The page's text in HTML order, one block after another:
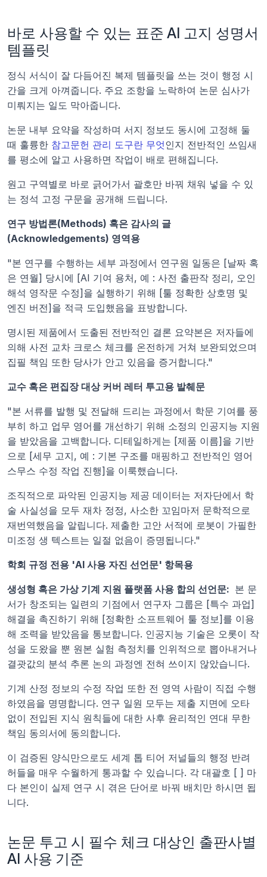
바로 사용할 수 있는 표준 AI 고지 성명서
템플릿
정식 서식이 잘 다듬어진 복제 템플릿을 쓰는 것이 행정 시
간을 크게 아껴줍니다. 주요 조항을 노락하여 논문 심사가
미뤄지는 일도 막아줍니다.
논문 내부 요약을 작성하며 서지 정보도 동시에 고정해 둘
때 훌륭한 참고문헌 관리 도구란 무엇인지 전반적인 쓰임새
를 평소에 알고 사용하면 작업이 배로 편해집니다.
원고 구역별로 바로 긁어가서 괄호만 바꿔 채워 넣을 수 있
는 정석 고정 구문을 공개해 드립니다.
연구 방법론(Methods) 혹은 감사의 글
(Acknowledgements) 영역용
"본 연구를 수행하는 세부 과정에서 연구원 일동은 [날짜 혹
은 연월] 당시에 [AI 기여 용처, 예 : 사전 출판작 정리, 오인
해석 영작문 수정]을 실행하기 위해 [툴 정확한 상호명 및
엔진 버전]을 적극 도입했음을 표방합니다.
명시된 제품에서 도출된 전반적인 결론 요약본은 저자들에
의해 사전 교차 크로스 체크를 온전하게 거쳐 보완되었으며
집필 책임 또한 당사가 안고 있음을 증거합니다."
교수 혹은 편집장 대상 커버 레터 투고용 발췌문
"본 서류를 발행 및 전달해 드리는 과정에서 학문 기여를 풍
부히 하고 업무 영어를 개선하기 위해 소정의 인공지능 지원
을 받았음을 고백합니다. 디테일하게는 [제품 이름]을 기반
으로 [세무 고지, 예 : 기본 구조를 매핑하고 전반적인 영어
스무스 수정 작업 진행]을 이룩했습니다.
조직적으로 파악된 인공지능 제공 데이터는 저자단에서 학
술 사실성을 모두 재차 정정, 사소한 꼬임마저 문학적으로
재번역했음을 알립니다. 제출한 고안 서적에 로봇이 가필한
미조정 생 텍스트는 일절 없음이 증명됩니다."
학회 규정 전용 'AI 사용 자진 선언문' 항목용
생성형 혹은 가상 기계 지원 플랫폼 사용 합의 선언문: 본 문
서가 창조되는 일련의 기점에서 연구자 그룹은 [특수 과업]
해결을 촉진하기 위해 [정확한 소프트웨어 툴 정보]를 이용
해 조력을 받았음을 통보합니다. 인공지능 기술은 오롯이 작
성을 도왔을 뿐 원본 실험 측정치를 인위적으로 뽑아내거나
결괏값의 분석 추론 논의 과정엔 전혀 쓰이지 않았습니다.
기계 산정 정보의 수정 작업 또한 전 영역 사람이 직접 수행
하였음을 명명합니다. 연구 일원 모두는 제출 지면에 오타
없이 전입된 지식 원칙들에 대한 사후 윤리적인 연대 무한
책임 동의서에 동의합니다.
이 검증된 양식만으로도 세계 톱 티어 저널들의 행정 반려
허들을 매우 수월하게 통과할 수 있습니다. 각 대괄호 [ ] 마
다 본인이 실제 연구 시 겪은 단어로 바꿔 배치만 하시면 됩
니다.
논문 투고 시 필수 체크 대상인 출판사별
AI 사용 기준